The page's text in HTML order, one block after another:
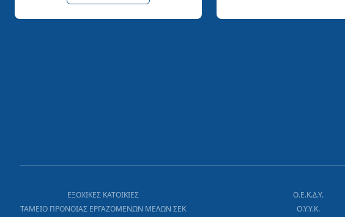
ΕΞΟΧΙΚΕΣ ΚΑΤΟΙΚΙΕΣ
ΤΑΜΕΙΟ ΠΡΟΝΟΙΑΣ ΕΡΓΑΖΟΜΕΝΩΝ ΜΕΛΩΝ ΣΕΚ
Ο.Ε.Κ.Δ.Υ.
Ο.Υ.Υ.Κ.